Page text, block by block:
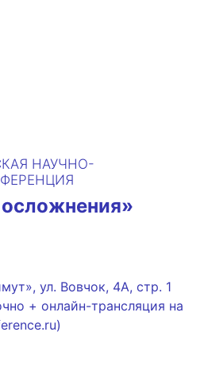
НАУЧНО-
ул. Вовчок, 4А, стр. 1
+ онлайн-трансляция на